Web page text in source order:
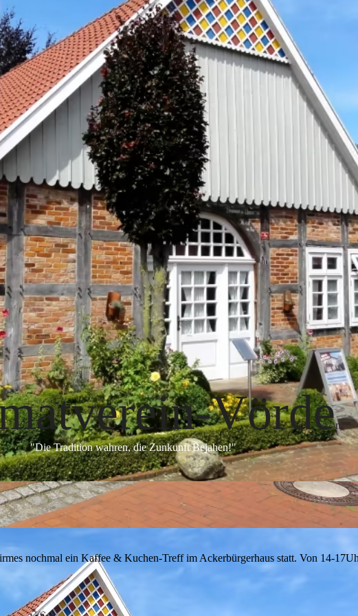
Vörden
"Die Tradition wahren, die Zunkunft Bejahen!"
nochmal ein Kaffee & Kuchen-Treff im Ackerbürgerhaus statt. Von 14-